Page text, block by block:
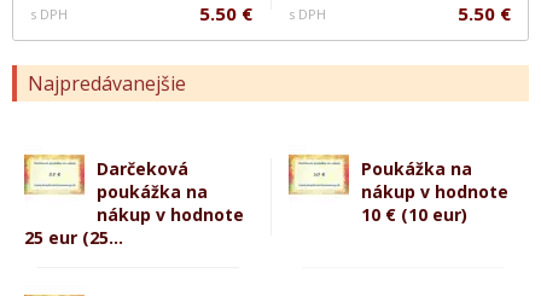
s DPH 5.50 € s DPH 5.50 €
Najpredávanejšie
Darčeková
poukážka na
nákup v hodnote
25 eur (25...
Poukážka na
nákup v hodnote
10 € (10 eur)